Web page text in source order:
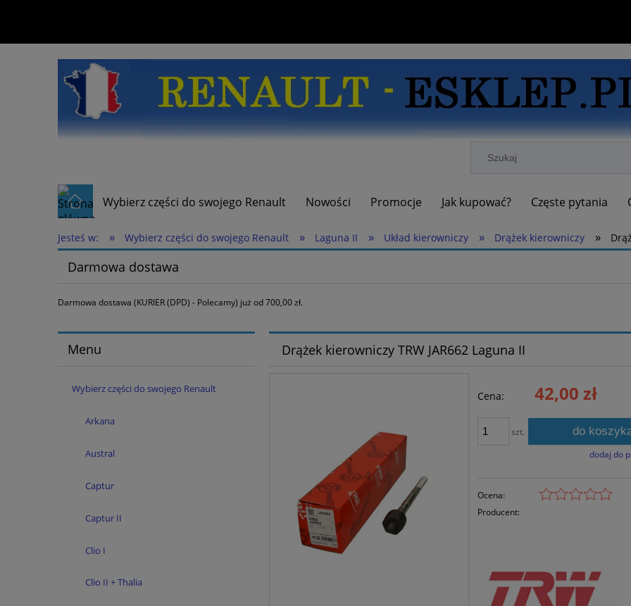
Wybierz części do swojego Renault Nowości Promocje Jak kupować? Częste pytania
Jesteś w: » Wybierz części do swojego Renault » Laguna II » Układ kierowniczy » Drążek kierowniczy »
Darmowa dostawa
Darmowa dostawa (KURIER (DPD) - Polecamy) już od 700,00 zł.
Menu
Wybierz części do swojego Renault
Arkana
Austral
Captur
Captur II
Clio I
Clio II + Thalia
Drążek kierowniczy TRW JAR662 Laguna II
Cena: 42,00 zł
szt. do
dodaj do
Ocena:
Producent: